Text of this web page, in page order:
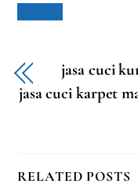
jasa cuci
jasa cuci karpet
RELATED POSTS